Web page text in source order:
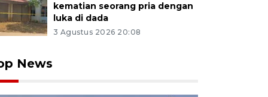
kematian seorang pria dengan
luka di dada
3 Agustus 2026 20:08
News